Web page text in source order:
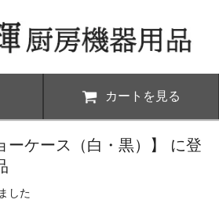
カートを見る
ーケース（白・黒）】 に登
した